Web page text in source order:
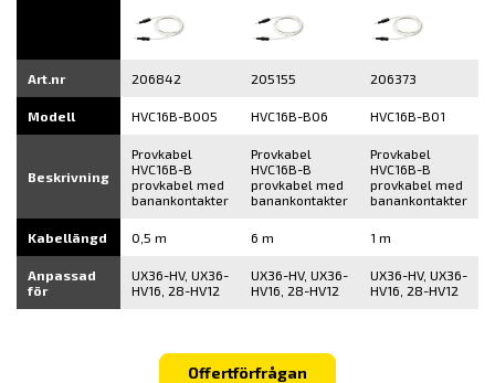
Art.nr 206842 205155 206373
Modell HVC16B-B005 HVC16B-B06 HVC16B-B01
Beskrivning
Provkabel
HVC16B-B
provkabel med
banankontakter
Provkabel
HVC16B-B
provkabel med
banankontakter
Provkabel
HVC16B-B
provkabel med
banankontakter
Kabellängd 0,5 m 6 m 1 m
Anpassad
för
UX36-HV, UX36-
HV16, 28-HV12
UX36-HV, UX36-
HV16, 28-HV12
UX36-HV, UX36-
HV16, 28-HV12
Offertförfrågan